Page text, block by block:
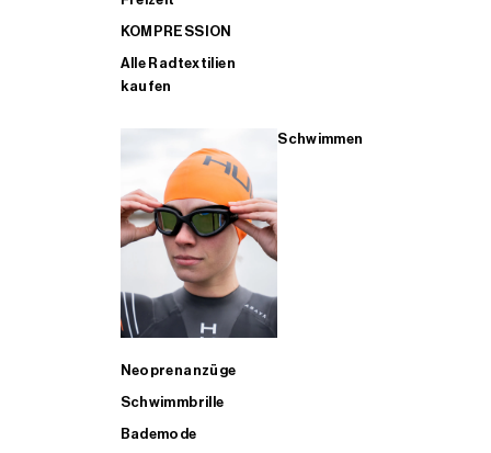
KOMPRESSION
Alle Radtextilien
kaufen
Schwimmen
Neoprenanzüge
Schwimmbrille
Bademode